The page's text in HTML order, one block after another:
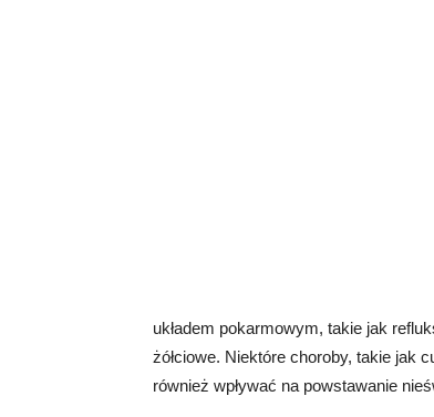
układem pokarmowym, takie jak
żółciowe. Niektóre choroby, takie jak
również wpływać na powstawanie